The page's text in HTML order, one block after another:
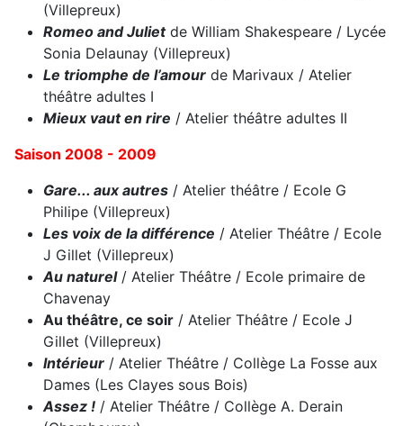
(Villepreux)
Romeo and Juliet de William Shakespeare / Lycée
Sonia Delaunay (Villepreux)
Le triomphe de l’amour de Marivaux / Atelier
théâtre adultes I
Mieux vaut en rire / Atelier théâtre adultes II
Saison 2008 - 2009
Gare... aux autres / Atelier théâtre / Ecole G
Philipe (Villepreux)
Les voix de la différence / Atelier Théâtre / Ecole
J Gillet (Villepreux)
Au naturel / Atelier Théâtre / Ecole primaire de
Chavenay
Au théâtre, ce soir / Atelier Théâtre / Ecole J
Gillet (Villepreux)
Intérieur / Atelier Théâtre / Collège La Fosse aux
Dames (Les Clayes sous Bois)
Assez ! / Atelier Théâtre / Collège A. Derain